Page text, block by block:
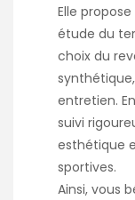
Elle
étude du
choix du
entretien.
suivi
esthétique
sportives.
Ainsi, vous